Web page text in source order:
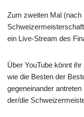
Zum zweiten Mal
ein Live-Stream des
Über YouTube könnt
wie die Besten der
gegeneinander
der/die